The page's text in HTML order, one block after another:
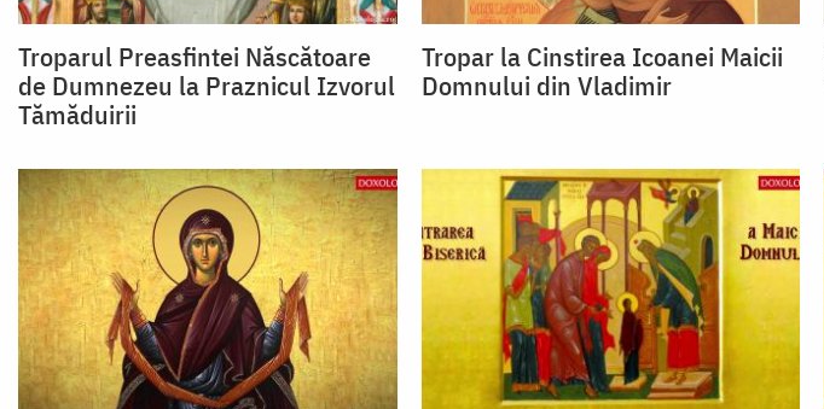
Troparul Preasfintei Născătoare
de Dumnezeu la Praznicul Izvorul
Tămăduirii
Tropar la Cinstirea Icoanei Maicii
Domnului din Vladimir